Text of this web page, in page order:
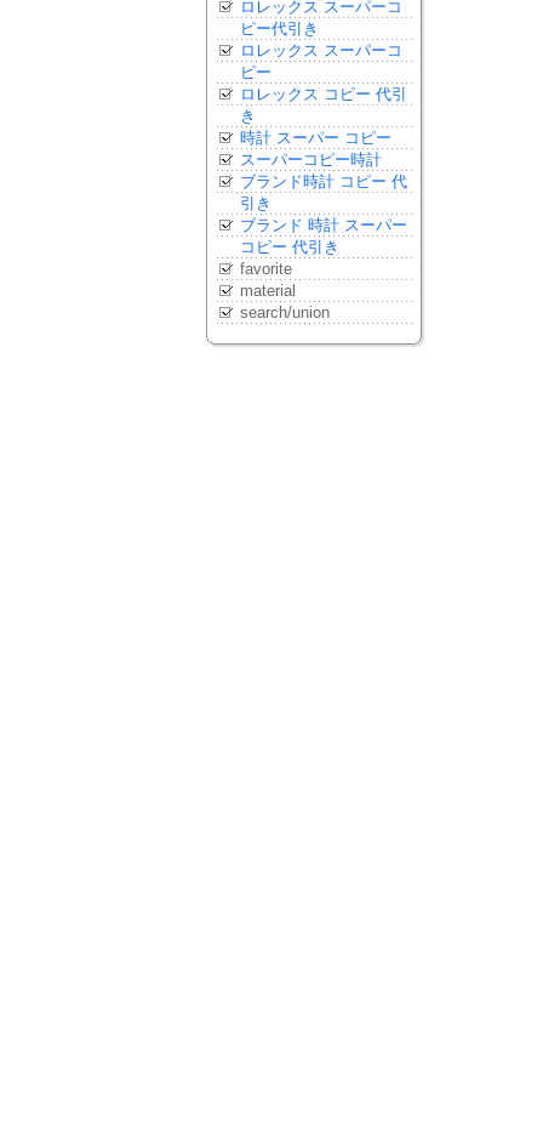
ロレックス スーパーコ
ピー代引き
ロレックス スーパーコ
ピー
ロレックス コピー 代引
き
時計 スーパー コピー
スーパーコピー時計
ブランド時計 コピー 代
引き
ブランド 時計 スーパー
コピー 代引き
favorite
material
search/union